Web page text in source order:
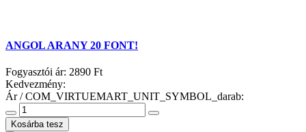
ANGOL ARANY 20 FONT!
Fogyasztói ár: 2890 Ft
Kedvezmény:
Ár / COM_VIRTUEMART_UNIT_SYMBOL_darab: